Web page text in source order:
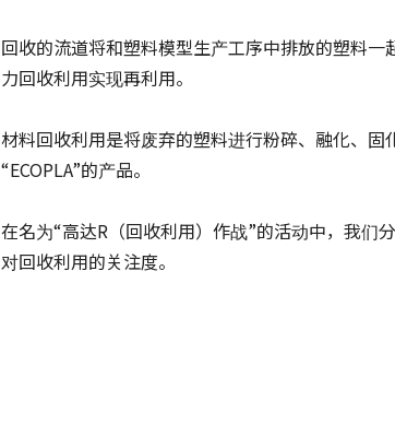
回收的流道将和塑料模型生产工序中排放的塑料
力回收利用实现再利用。
材料回收利用是将废弃的塑料进行粉碎、融化、
“ECOPLA”的产品。
在名为“高达R（回收利用）作战”的活动中，我们
对回收利用的关注度。